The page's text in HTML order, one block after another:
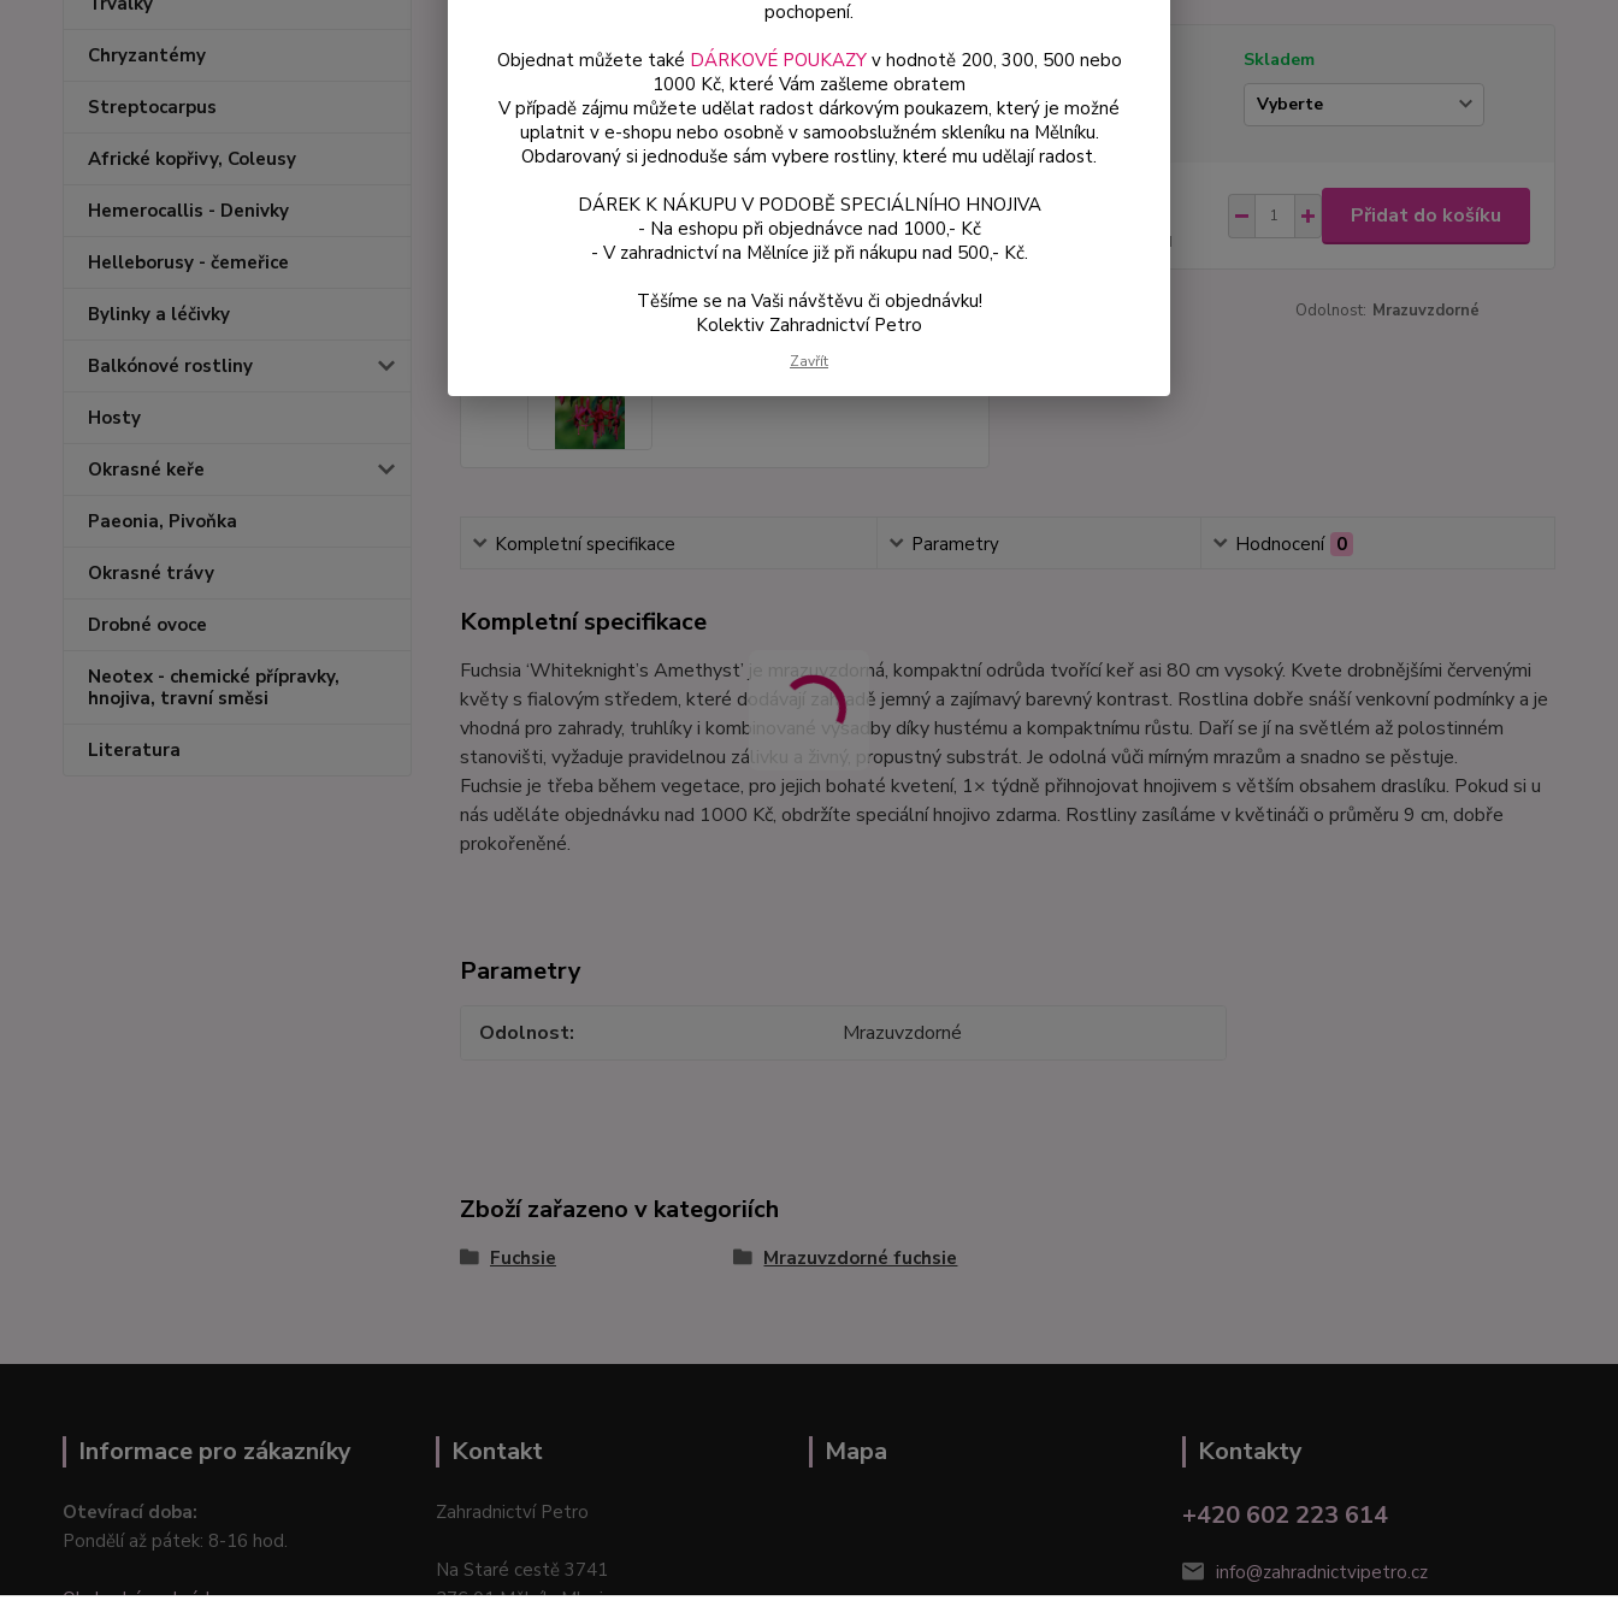
Chryzantémy
Streptocarpus
Africké kopřivy, Coleusy
Hemerocallis - Denivky
Helleborusy - čemeřice
Bylinky a léčivky
Balkónové rostliny
Hosty
Okrasné keře
Paeonia, Pivoňka
Okrasné trávy
Drobné ovoce
Neotex - chemické přípravky,
hnojiva, travní směsi
Literatura
Dostupnost
Skladem
Varianta
bez DPH
Přidat do košíku
Odolnost: Mrazuvzdorné
Kompletní specifikace Parametry Hodnocení 0
Kompletní specifikace
Fuchsia ‘Whiteknight’s Amethyst’ je mrazuvzdorná, kompaktní odrůda tvořící keř asi 80 cm vysoký. Kvete drobnějšími červenými
květy s fialovým středem, které dodávají zahradě jemný a zajímavý barevný kontrast. Rostlina dobře snáší venkovní podmínky a je
vhodná pro zahrady, truhlíky i kombinované výsadby díky hustému a kompaktnímu růstu. Daří se jí na světlém až polostinném
stanovišti, vyžaduje pravidelnou zálivku a živný, propustný substrát. Je odolná vůči mírným mrazům a snadno se pěstuje.
Fuchsie je třeba během vegetace, pro jejich bohaté kvetení, 1× týdně přihnojovat hnojivem s větším obsahem draslíku. Pokud si u
nás uděláte objednávku nad 1000 Kč, obdržíte speciální hnojivo zdarma. Rostliny zasíláme v květináči o průměru 9 cm, dobře
prokořeněné.
Parametry
Odolnost Mrazuvzdorné
Zboží zařazeno v kategoriích
Fuchsie Mrazuvzdorné fuchsie
Informace pro zákazníky
Otevírací doba:
Pondělí až pátek: 8-16 hod.
Obchodní podmínky
Kontakt
Zahradnictví Petro
Na Staré cestě 3741
276 01 Mělník–Mlazice
Mapa
Kontakty
+420 602 223 614
info@zahradnictvipetro.cz
pochopení.
Objednat můžete také DÁRKOVÉ POUKAZYv hodnotě 200, 300, 500 nebo
1000 Kč, které Vám zašleme obratem
V případě zájmu můžete udělat radost dárkovým poukazem, který je možné
uplatnit v e-shopu nebo osobně v samoobslužném skleníku na Mělníku.
Obdarovaný si jednoduše sám vybere rostliny, které mu udělají radost.
DÁREK K NÁKUPU V PODOBĚ SPECIÁLNÍHO HNOJIVA
- Na eshopu při objednávce nad 1000,- Kč
- V zahradnictví na Mělníce již při nákupu nad 500,- Kč.
Těšíme se na Vaši návštěvu či objednávku!
Kolektiv Zahradnictví Petro
Zavřít